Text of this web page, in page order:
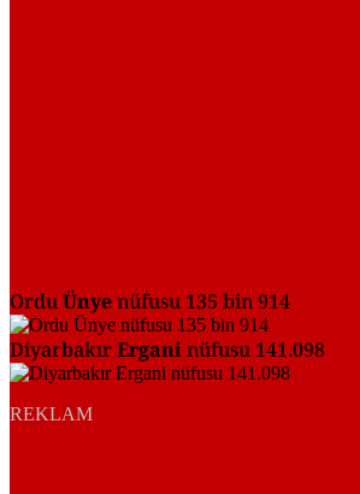
OrduÜnyenüfusu 135 bin 914
DiyarbakırErganinüfusu 141.098
REKLAM